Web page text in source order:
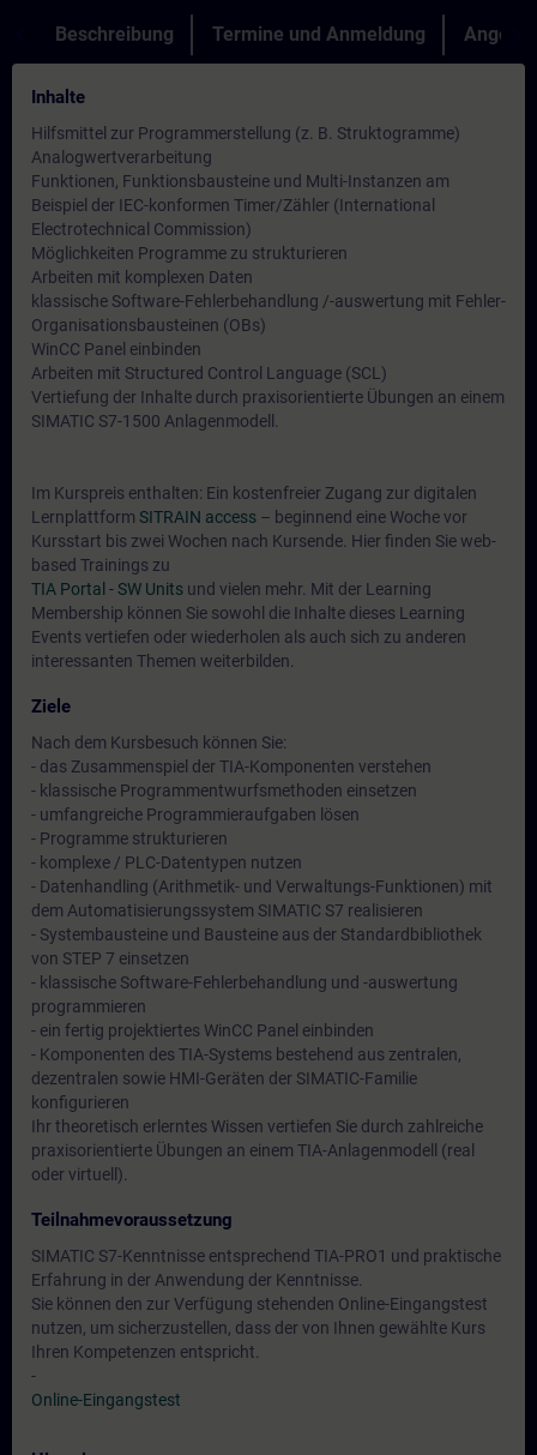
Beschreibung Termine und Anmeldung Angebot
Inhalte
Hilfsmittel zur Programmerstellung (z. B. Struktogramme)
Analogwertverarbeitung
Funktionen, Funktionsbausteine und Multi-Instanzen am
Beispiel der IEC-konformen Timer/Zähler (International
Electrotechnical Commission)
Möglichkeiten Programme zu strukturieren
Arbeiten mit komplexen Daten
klassische Software-Fehlerbehandlung /-auswertung mit Fehler-
Organisationsbausteinen (OBs)
WinCC Panel einbinden
Arbeiten mit Structured Control Language (SCL)
Vertiefung der Inhalte durch praxisorientierte Übungen an einem
SIMATIC S7-1500 Anlagenmodell.
Im Kurspreis enthalten: Ein kostenfreier Zugang zur digitalen
Lernplattform SITRAIN access – beginnend eine Woche vor
Kursstart bis zwei Wochen nach Kursende. Hier finden Sie web-
based Trainings zu
TIA Portal - SW Units und vielen mehr. Mit der Learning
Membership können Sie sowohl die Inhalte dieses Learning
Events vertiefen oder wiederholen als auch sich zu anderen
interessanten Themen weiterbilden.
Ziele
Nach dem Kursbesuch können Sie:
- das Zusammenspiel der TIA-Komponenten verstehen
- klassische Programmentwurfsmethoden einsetzen
- umfangreiche Programmieraufgaben lösen
- Programme strukturieren
- komplexe / PLC-Datentypen nutzen
- Datenhandling (Arithmetik- und Verwaltungs-Funktionen) mit
dem Automatisierungssystem SIMATIC S7 realisieren
- Systembausteine und Bausteine aus der Standardbibliothek
von STEP 7 einsetzen
- klassische Software-Fehlerbehandlung und -auswertung
programmieren
- ein fertig projektiertes WinCC Panel einbinden
- Komponenten des TIA-Systems bestehend aus zentralen,
dezentralen sowie HMI-Geräten der SIMATIC-Familie
konfigurieren
Ihr theoretisch erlerntes Wissen vertiefen Sie durch zahlreiche
praxisorientierte Übungen an einem TIA-Anlagenmodell (real
oder virtuell).
Teilnahmevoraussetzung
SIMATIC S7-Kenntnisse entsprechend TIA-PRO1 und praktische
Erfahrung in der Anwendung der Kenntnisse.
Sie können den zur Verfügung stehenden Online-Eingangstest
nutzen, um sicherzustellen, dass der von Ihnen gewählte Kurs
Ihren Kompetenzen entspricht.
-
Online-Eingangstest